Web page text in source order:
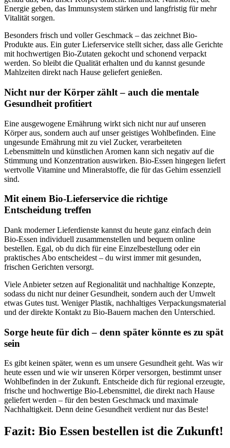
Energie geben, das Immunsystem stärken und langfristig für mehr
Vitalität sorgen.
Besonders frisch und voller Geschmack – das zeichnet Bio-
Produkte aus. Ein guter Lieferservice stellt sicher, dass alle Gerichte
mit hochwertigen Bio-Zutaten gekocht und schonend verpackt
werden. So bleibt die Qualität erhalten und du kannst gesunde
Mahlzeiten direkt nach Hause geliefert genießen.
Nicht nur der Körper zählt – auch die mentale
Gesundheit profitiert
Eine ausgewogene Ernährung wirkt sich nicht nur auf unseren
Körper aus, sondern auch auf unser geistiges Wohlbefinden. Eine
ungesunde Ernährung mit zu viel Zucker, verarbeiteten
Lebensmitteln und künstlichen Aromen kann sich negativ auf die
Stimmung und Konzentration auswirken. Bio-Essen hingegen liefert
wertvolle Vitamine und Mineralstoffe, die für das Gehirn essenziell
sind.
Mit einem Bio-Lieferservice die richtige
Entscheidung treffen
Dank moderner Lieferdienste kannst du heute ganz einfach dein
Bio-Essen individuell zusammenstellen und bequem online
bestellen. Egal, ob du dich für eine Einzelbestellung oder ein
praktisches Abo entscheidest – du wirst immer mit gesunden,
frischen Gerichten versorgt.
Viele Anbieter setzen auf Regionalität und nachhaltige Konzepte,
sodass du nicht nur deiner Gesundheit, sondern auch der Umwelt
etwas Gutes tust. Weniger Plastik, nachhaltiges Verpackungsmaterial
und der direkte Kontakt zu Bio-Bauern machen den Unterschied.
Sorge heute für dich – denn später könnte es zu spät
sein
Es gibt keinen später, wenn es um unsere Gesundheit geht. Was wir
heute essen und wie wir unseren Körper versorgen, bestimmt unser
Wohlbefinden in der Zukunft. Entscheide dich für regional erzeugte,
frische und hochwertige Bio-Lebensmittel, die direkt nach Hause
geliefert werden – für den besten Geschmack und maximale
Nachhaltigkeit. Denn deine Gesundheit verdient nur das Beste!
Fazit: Bio Essen bestellen ist die Zukunft!